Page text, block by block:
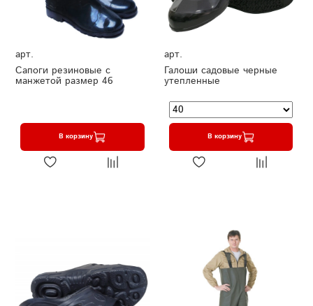
арт.
Сапоги резиновые с
манжетой размер 46
В корзину
арт.
Галоши садовые черные
утепленные
В корзину